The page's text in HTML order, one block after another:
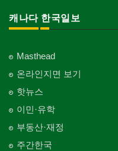
캐나다 한국일보
Masthead
온라인지면 보기
핫뉴스
이민·유학
부동산·재정
주간한국